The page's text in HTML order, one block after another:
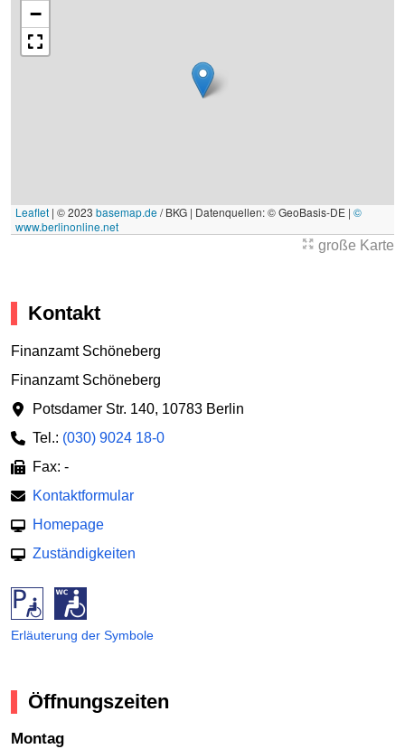
−
Leaflet | © 2023 basemap.de/ BKG | Datenquellen: © GeoBasis-DE | ©
www.berlinonline.net
große Karte
Kontakt
Finanzamt Schöneberg
Finanzamt Schöneberg
Potsdamer Str. 140, 10783 Berlin
Tel.: (030) 9024 18-0
Fax: -
Kontaktformular
Homepage
Zuständigkeiten
Erläuterung der Symbole
Öffnungszeiten
Montag